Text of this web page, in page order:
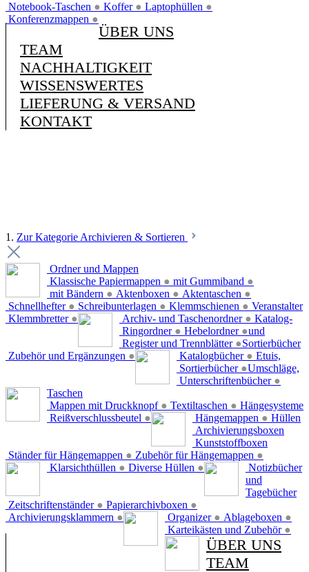
Notebook-Taschen ● Koffer ● Laptophüllen ●
Konferenzmappen ●
ÜBER UNS
TEAM
NACHHALTIGKEIT
WISSENSWERTES
LIEFERUNG & VERSAND
KONTAKT
1. Zur Kategorie Archivieren & Sortieren
Ordner und Mappen
Klassische Papiermappen ● mit Gummiband ●
mit Bändern ● Aktenboxen ● Aktentaschen ●
Schnellhefter ● Schreibunterlagen ● Klemmschienen ●
Klemmbretter ●
Veranstalter
Archiv- und Taschenordner ●
Ringordner ● Hebelordner ●
Register und Trennblätter ●
Zubehör und Ergänzungen ●
Katalog-
und
Sortierbücher
Katalogbücher ●
Sortierbücher ●
Unterschriftenbücher ●
Etuis,
Umschläge,
Taschen
Mappen mit Druckknopf ● Textiltaschen ●
Reißverschlussbeutel ●
Hängesysteme
Hängemappen ●
Ständer für Hängemappen ● Zubehör für Hängemappen ●
Hüllen
Klarsichthüllen ● Diverse Hüllen ●
Archivierungsboxen
Zeitschriftenständer ● Papierarchivboxen ●
Archivierungsklammern ●
Kunststoffboxen
Organizer ● Ablageboxen ●
Karteikästen und Zubehör ●
Notizbücher
und
Tagebücher
ÜBER UNS
TEAM